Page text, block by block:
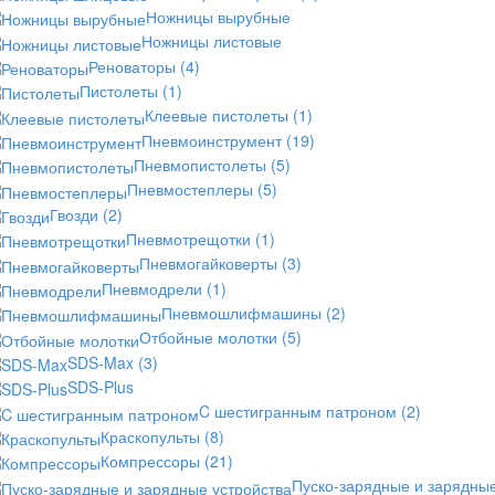
Ножницы вырубные
Ножницы листовые
Реноваторы (4)
Пистолеты (1)
Клеевые пистолеты (1)
Пневмоинструмент (19)
Пневмопистолеты (5)
Пневмостеплеры (5)
Гвозди (2)
Пневмотрещотки (1)
Пневмогайковерты (3)
Пневмодрели (1)
Пневмошлифмашины (2)
Отбойные молотки (5)
SDS-Max (3)
SDS-Plus
C шестигранным патроном (2)
Краскопульты (8)
Компрессоры (21)
Пуско-зарядные и